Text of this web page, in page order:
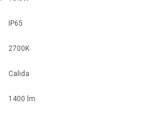
IP65
2700K
Calida
1400 lm